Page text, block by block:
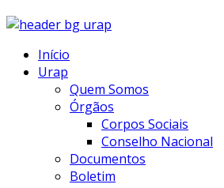
Início
Urap
Quem Somos
Órgãos
Corpos Sociais
Conselho Nacional
Documentos
Boletim